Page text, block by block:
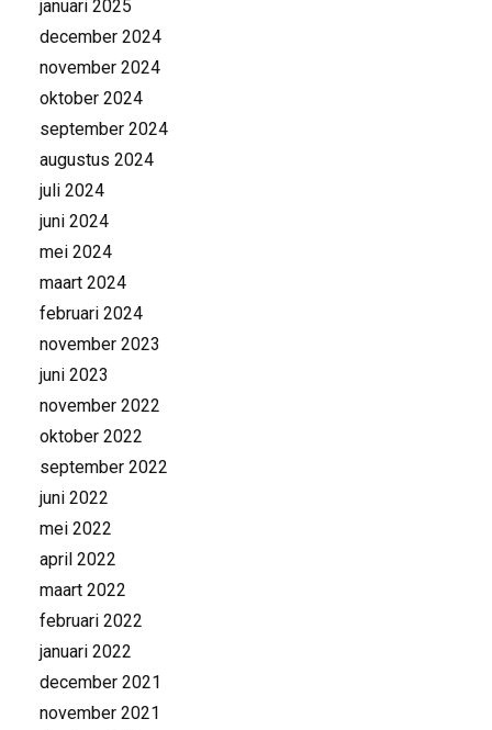
januari 2025
december 2024
november 2024
oktober 2024
september 2024
augustus 2024
juli 2024
juni 2024
mei 2024
maart 2024
februari 2024
november 2023
juni 2023
november 2022
oktober 2022
september 2022
juni 2022
mei 2022
april 2022
maart 2022
februari 2022
januari 2022
december 2021
november 2021